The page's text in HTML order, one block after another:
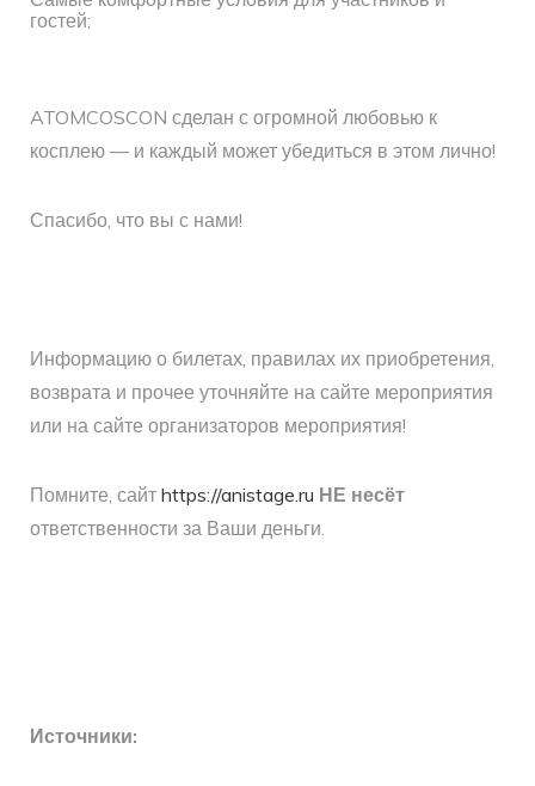
гостей;
ATOMCOSCON сделан с огромной любовью к
косплею — и каждый может убедиться в этом лично!
Спасибо, что вы с нами!
Информацию о билетах, правилах их приобретения,
возврата и прочее уточняйте на сайте мероприятия
или на сайте организаторов мероприятия!
Помните, сайт https://anistage.ru НЕ несёт
ответственности за Ваши деньги.
Источники: